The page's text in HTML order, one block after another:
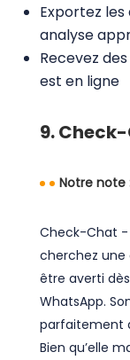
Exportez les
analyse
Recevez
est en ligne
9.
Notre note
Check-Chat -
cherchez une
être averti
WhatsApp.
parfaitement
Bien qu’elle